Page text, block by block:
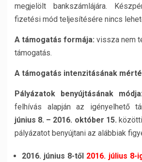
megjelölt bankszámlájára.
fizetési mód teljesítésére nincs
A támogatás formája: vissza nem
támogatás.
A támogatás intenzitásának
Pályázatok benyújtásának
felhívás alapján az igényelhető
június 8. – 2016. október 15.
pályázatot benyújtani az alábbiak
2016. június 8-től 2016. július 8-